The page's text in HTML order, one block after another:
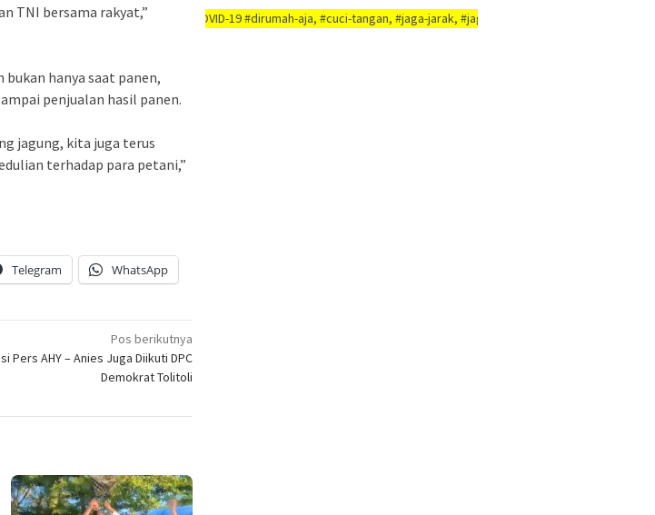
TNI bersama rakyat,”
hanya saat panen,
penjualan hasil panen.
jagung, kita juga terus
terhadap para petani,”
Telegram WhatsApp
Pos berikutnya
Pers AHY – Anies Juga Diikuti DPC
Demokrat Tolitoli
AYO PUTUSKAN RANTAI COVID-19 #dirumah-aja, #cuci-tangan, #jaga-jarak, #jaga-imunitas-tubuh, #rajin-bersikan-diri-